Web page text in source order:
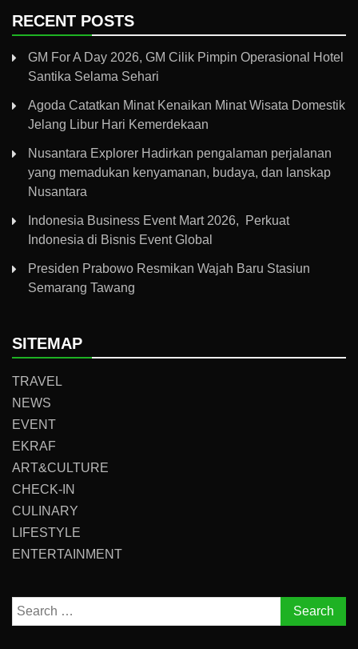
RECENT POSTS
GM For A Day 2026, GM Cilik Pimpin Operasional Hotel
Santika Selama Sehari
Agoda Catatkan Minat Kenaikan Minat Wisata Domestik
Jelang Libur Hari Kemerdekaan
Nusantara Explorer Hadirkan pengalaman perjalanan
yang memadukan kenyamanan, budaya, dan lanskap
Nusantara
Indonesia Business Event Mart 2026, Perkuat
Indonesia di Bisnis Event Global
Presiden Prabowo Resmikan Wajah Baru Stasiun
Semarang Tawang
SITEMAP
TRAVEL
NEWS
EVENT
EKRAF
ART&CULTURE
CHECK-IN
CULINARY
LIFESTYLE
ENTERTAINMENT
Search
for: